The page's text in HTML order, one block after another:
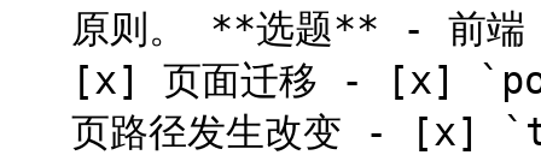
原则。 **选题** - 前
[x] 页面迁移 - [x]
页路径发生改变 - [x]